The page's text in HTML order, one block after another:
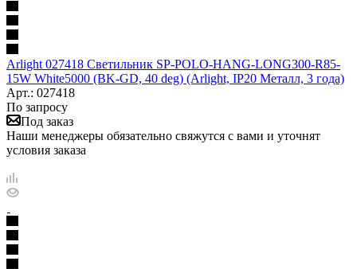
Arlight 027418 Светильник SP-POLO-HANG-LONG300-R85-
15W White5000 (BK-GD, 40 deg) (Arlight, IP20 Металл, 3 года)
Арт.: 027418
По запросу
Под заказ
Наши менеджеры обязательно свяжутся с вами и уточнят
условия заказа